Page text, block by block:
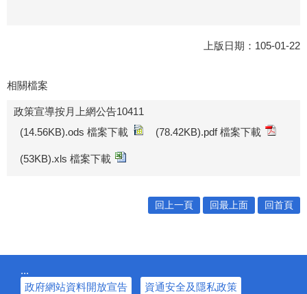
上版日期：105-01-22
相關檔案
政策宣導按月上網公告10411
(14.56KB).ods 檔案下載
(78.42KB).pdf 檔案下載
(53KB).xls 檔案下載
回上一頁 回最上面 回首頁
:::
政府網站資料開放宣告
資通安全及隱私政策